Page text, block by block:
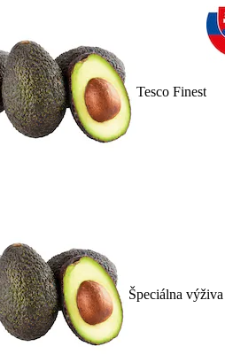
Tesco Finest
Špeciálna výživa